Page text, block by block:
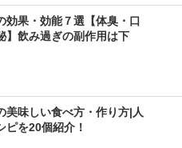
効果・効能７選【体臭・口
】飲み過ぎの副作用は下
美味しい食べ方・作り方|人
ピを20個紹介！